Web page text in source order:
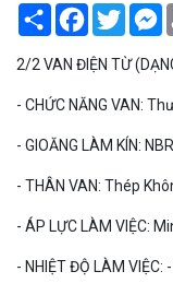
Share Facebook
Twitter
2/2 VAN ĐIỆN TỪ
- CHỨC NĂNG VAN:
- GIOĂNG LÀM KÍN:
- THÂN VAN: Thép
- ÁP LỰC LÀM VIỆC:
- NHIỆT ĐỘ LÀM VIỆC: